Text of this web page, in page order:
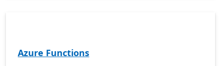
Azure Functions